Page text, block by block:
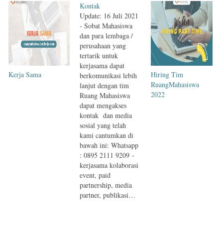
Kerja Sama
Kontak
Update: 16 Juli 2021
- Sobat Mahasiswa
dan para lembaga /
perusahaan yang
tertarik untuk
kerjasama dapat
berkomunikasi lebih
lanjut dengan tim
Ruang Mahasiswa
dapat mengakses
kontak dan media
sosial yang telah
kami cantumkan di
bawah ini: Whatsapp
: 0895 2111 9209 -
kerjasama kolaborasi
event, paid
partnership, media
partner, publikasi…
Hiring Tim
RuangMahasiswa
2022